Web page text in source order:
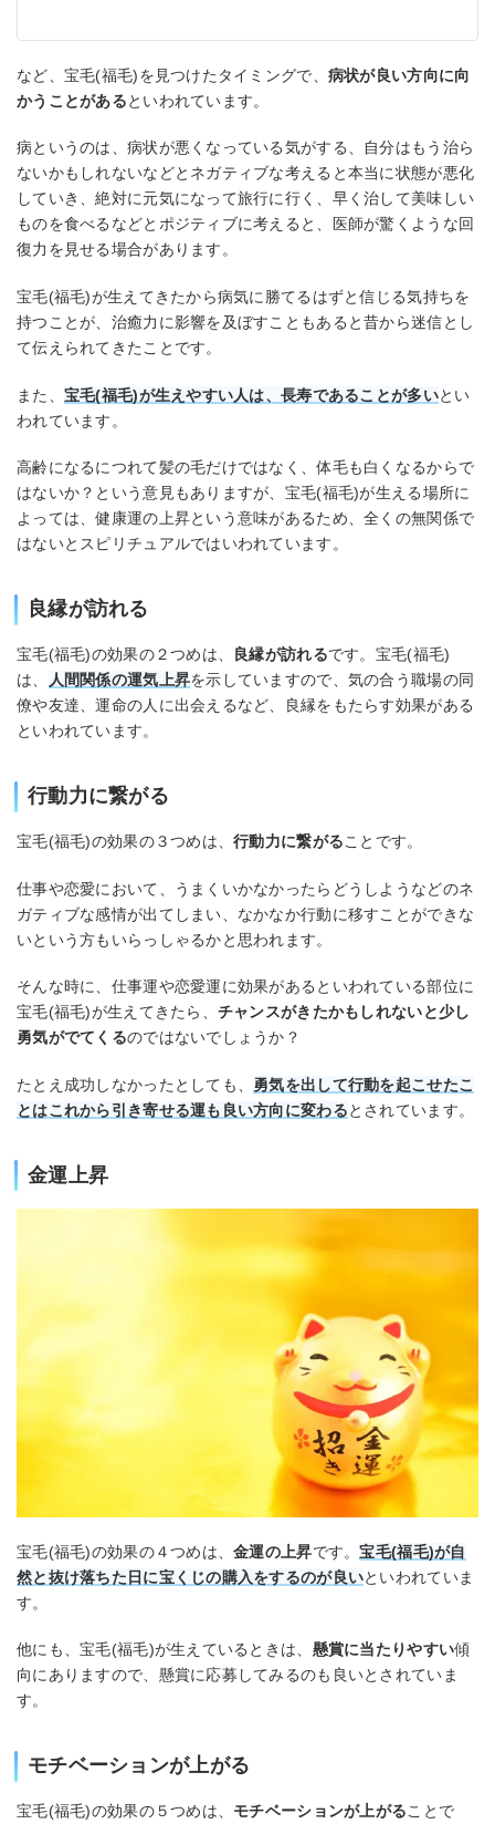
など、宝毛(福毛)を見つけたタイミングで、 病状が良い方向に向
かうことがあるといわれています。
病というのは、病状が悪くなっている気がする、自分はもう治ら
ないかもしれないなどとネガティブな考えると本当に状態が悪化
していき、絶対に元気になって旅行に行く、早く治して美味しい
ものを食べるなどとポジティブに考えると、医師が驚くような回
復力を見せる場合があります。
宝毛(福毛)が生えてきたから病気に勝てるはずと信じる気持ちを
持つことが、治癒力に影響を及ぼすこともあると昔から迷信とし
て伝えられてきたことです。
また、 宝毛(福毛)が生えやすい人は、長寿であることが多いとい
われています。
高齢になるにつれて髪の毛だけではなく、体毛も白くなるからで
はないか？という意見もありますが、宝毛(福毛)が生える場所に
よっては、健康運の上昇という意味があるため、全くの無関係で
はないとスピリチュアルではいわれています。
良縁が訪れる
宝毛(福毛)の効果の２つめは、 良縁が訪れるです。宝毛(福毛)
は、
人間関係の運気上昇を示していますので、気の合う職場の同
僚や友達、運命の人に出会えるなど、良縁をもたらす効果がある
といわれています。
行動力に繋がる
宝毛(福毛)の効果の３つめは、行動力に繋がることです。
仕事や恋愛において、うまくいかなかったらどうしようなどのネ
ガティブな感情が出てしまい、なかなか行動に移すことができな
いという方もいらっしゃるかと思われます。
そんな時に、仕事運や恋愛運に効果があるといわれている部位に
宝毛(福毛)が生えてきたら、 チャンスがきたかもしれないと少し
勇気がでてくるのではないでしょうか？
たとえ成功しなかったとしても、 勇気を出して行動を起こせたこ
とはこれから引き寄せる運も良い方向に変わるとされています。
金運上昇
宝毛(福毛)の効果の４つめは、金運の上昇です。宝毛(福毛)が自
然と抜け落ちた日に宝くじの購入をするのが良いといわれていま
す。
他にも、宝毛(福毛)が生えているときは、 懸賞に当たりやすい傾
向にありますので、懸賞に応募してみるのも良いとされていま
す。
モチベーションが上がる
宝毛(福毛)の効果の５つめは、 モチベーションが上がることで